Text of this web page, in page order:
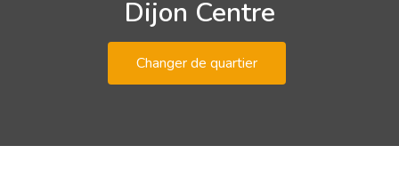
Dijon Centre
Changer de quartier